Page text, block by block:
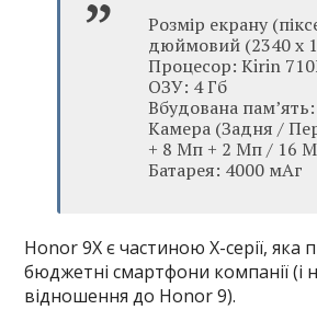
Розмір екрану
дюймовий (2340 x
Процесор: Kirin
ОЗУ: 4 Гб
Вбудована
Камера (Задня /
+ 8 Мп + 2 Мп / 16
Батарея: 4000 мАг
Honor 9X є частиною X-серії, яка
бюджетні смартфони компанії (і
відношення до Honor 9).